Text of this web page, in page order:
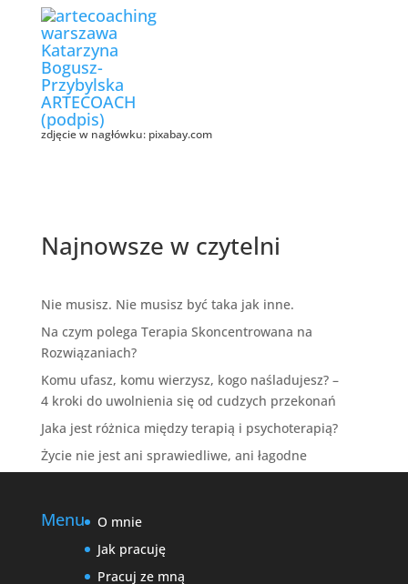
zdjęcie w nagłówku: pixabay.com
Najnowsze w czytelni
Nie musisz. Nie musisz być taka jak inne.
Na czym polega Terapia Skoncentrowana na
Rozwiązaniach?
Komu ufasz, komu wierzysz, kogo naśladujesz? –
4 kroki do uwolnienia się od cudzych przekonań
Jaka jest różnica między terapią i psychoterapią?
Życie nie jest ani sprawiedliwe, ani łagodne
Menu
O mnie
Jak pracuję
Pracuj ze mną